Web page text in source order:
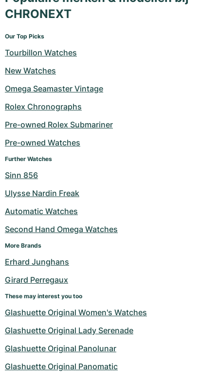
CHRONEXT
Our Top Picks
Tourbillon Watches
New Watches
Omega Seamaster Vintage
Rolex Chronographs
Pre-owned Rolex Submariner
Pre-owned Watches
Further Watches
Sinn 856
Ulysse Nardin Freak
Automatic Watches
Second Hand Omega Watches
More Brands
Erhard Junghans
Girard Perregaux
These may interest you too
Glashuette Original Women's Watches
Glashuette Original Lady Serenade
Glashuette Original Panolunar
Glashuette Original Panomatic